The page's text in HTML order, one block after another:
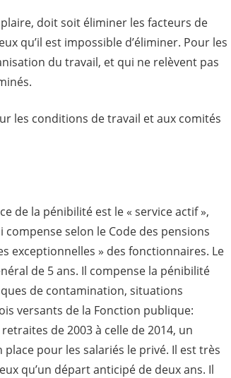
doit soit éliminer les facteurs de
qu’il est impossible d’éliminer. Pour les
du travail, et qui ne relèvent pas
les conditions de travail et aux comités
de la pénibilité est le « service actif »,
selon le Code des pensions
exceptionnelles » des fonctionnaires. Le
de 5 ans. Il compense la pénibilité
de contamination, situations
versants de la Fonction publique:
de 2003 à celle de 2014, un
pour les salariés le privé. Il est très
qu’un départ anticipé de deux ans. Il